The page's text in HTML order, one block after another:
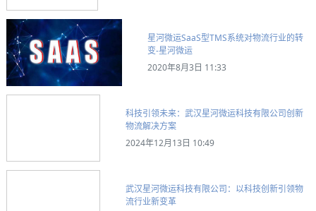
星河微运SaaS型TMS系统对物流行业的转
变-星河微运
2020年8月3日 11:33
科技引领未来：武汉星河微运科技有限公司创新
物流解决方案
2024年12月13日 10:49
武汉星河微运科技有限公司：以科技创新引领物
流行业新变革